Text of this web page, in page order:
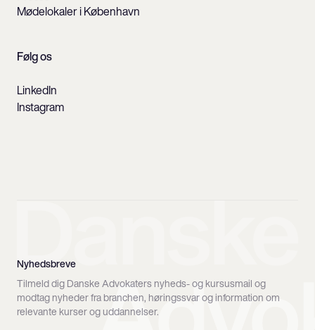
Mødelokaler i København
Følg os
LinkedIn
Instagram
Nyhedsbreve
Tilmeld dig Danske Advokaters nyheds- og kursusmail og
modtag nyheder fra branchen, høringssvar og information om
relevante kurser og uddannelser.